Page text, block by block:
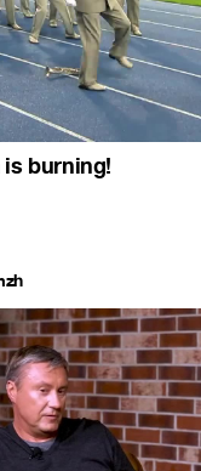
burning!